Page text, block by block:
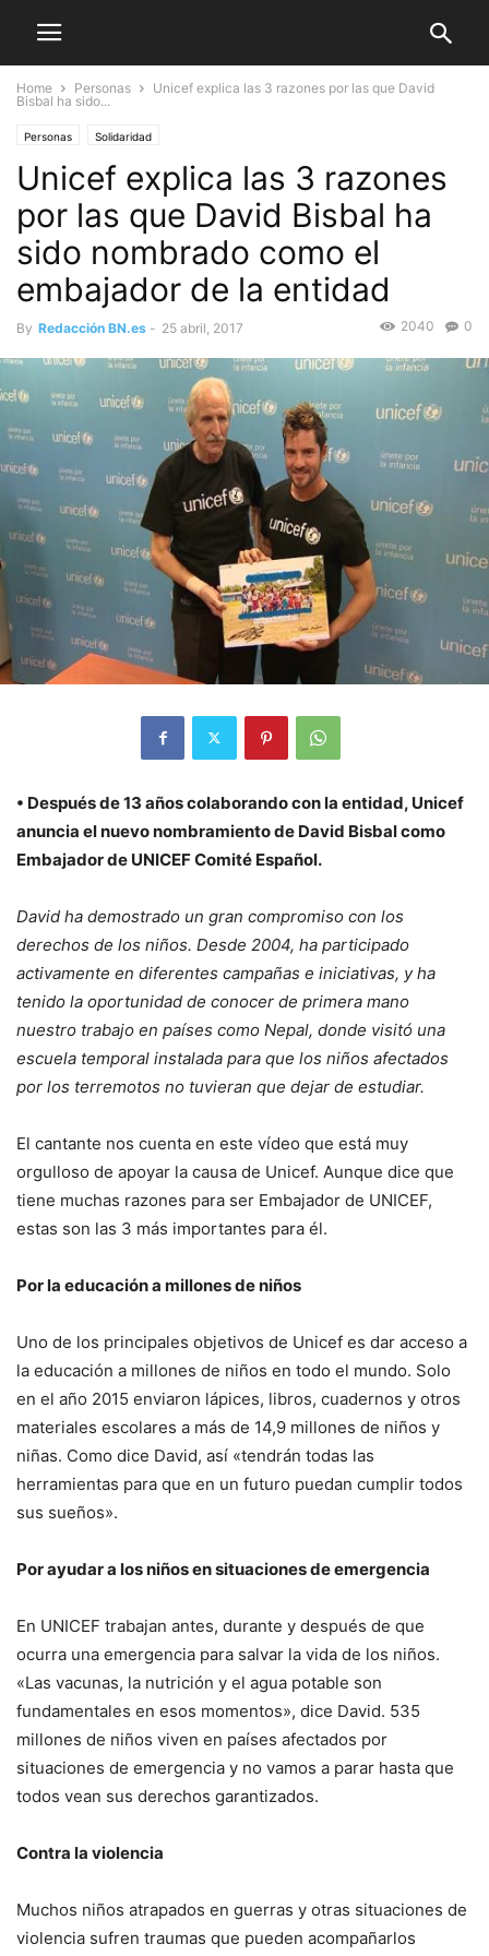
Home Personas
Unicef explica las 3 razones por las que David
Bisbal ha sido...
Personas Solidaridad
Unicef explica las 3 razones
por las que David Bisbal ha
sido nombrado como el
embajador de la entidad
By Redacción BN.es - 25 abril, 2017 0
2040
• Después de 13 años colaborando con la entidad, Unicef
anuncia el nuevo nombramiento de David Bisbal como
Embajador de UNICEF Comité Español.
David ha demostrado un gran compromiso con los
derechos de los niños. Desde 2004, ha participado
activamente en diferentes campañas e iniciativas, y ha
tenido la oportunidad de conocer de primera mano
nuestro trabajo en países como Nepal, donde visitó una
escuela temporal instalada para que los niños afectados
por los terremotos no tuvieran que dejar de estudiar.
El cantante nos cuenta en este vídeo que está muy
orgulloso de apoyar la causa de Unicef. Aunque dice que
tiene muchas razones para ser Embajador de UNICEF,
estas son las 3 más importantes para él.
Por la educación a millones de niños
Uno de los principales objetivos de Unicef es dar acceso a
la educación a millones de niños en todo el mundo. Solo
en el año 2015 enviaron lápices, libros, cuadernos y otros
materiales escolares a más de 14,9 millones de niños y
niñas. Como dice David, así «tendrán todas las
herramientas para que en un futuro puedan cumplir todos
sus sueños».
Por ayudar a los niños en situaciones de emergencia
En UNICEF trabajan antes, durante y después de que
ocurra una emergencia para salvar la vida de los niños.
«Las vacunas, la nutrición y el agua potable son
fundamentales en esos momentos», dice David. 535
millones de niños viven en países afectados por
situaciones de emergencia y no vamos a parar hasta que
todos vean sus derechos garantizados.
Contra la violencia
Muchos niños atrapados en guerras y otras situaciones de
violencia sufren traumas que pueden acompañarlos